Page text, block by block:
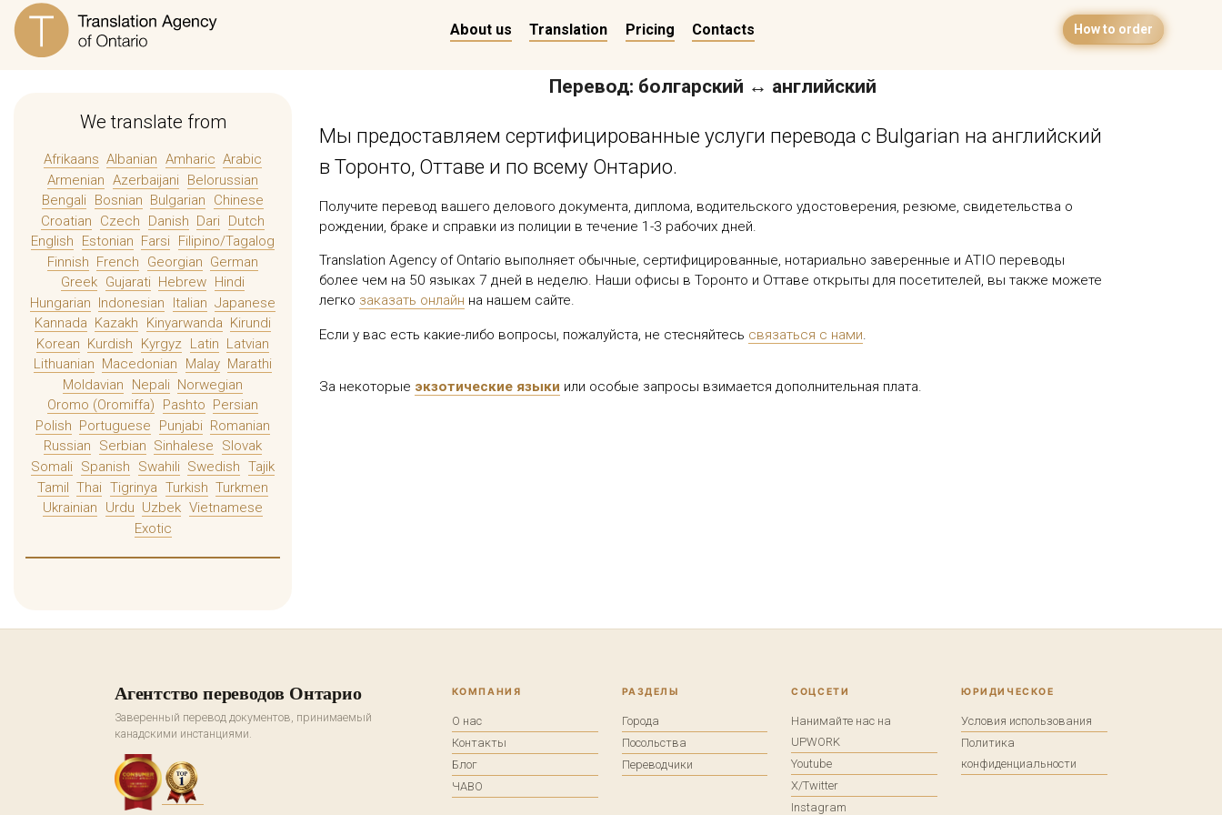
How to order
About us Translation Pricing Contacts
We translate from
Afrikaans Albanian Amharic Arabic
Armenian Azerbaijani
Belorussian
Bengali
Bosnian Bulgarian
Chinese
Croatian
Czech Danish Dari
Dutch
English
Estonian Farsi
Filipino/Tagalog
Finnish French Georgian German
Greek Gujarati Hebrew Hindi
Hungarian Indonesian Italian Japanese
Kannada Kazakh Kinyarwanda Kirundi
Korean Kurdish Kyrgyz Latin Latvian
Lithuanian
Macedonian Malay Marathi
Moldavian
Nepali Norwegian
Oromo (Oromiffa)
Pashto
Persian
Polish Portuguese Punjabi Romanian
Russian
Serbian Sinhalese
Slovak
Somali
Spanish Swahili Swedish Tajik
Tamil Thai Tigrinya Turkish Turkmen
Ukrainian
Urdu Uzbek Vietnamese
Exotic
Перевод: болгарский ↔ английский
Мы предоставляем сертифицированные услуги перевода с Bulgarian на английский
в Торонто, Оттаве и по всему Онтарио.
Получите перевод вашего делового документа, диплома, водительского удостоверения, резюме, свидетельства о
рождении, браке и справки из полиции в течение 1-3 рабочих дней.
Translation Agency of Ontario выполняет обычные, сертифицированные, нотариально заверенные и ATIO переводы
более чем на 50 языках 7 дней в неделю. Наши офисы в Торонто и Оттаве открыты для посетителей, вы также можете
легко заказать онлайн на нашем сайте.
Если у вас есть какие-либо вопросы, пожалуйста, не стесняйтесь связаться с нами.
За некоторые экзотические языки или особые запросы взимается дополнительная плата.
Агентство переводов Онтарио
Заверенный перевод документов, принимаемый
канадскими инстанциями.
КОМПАНИЯ
О нас
Контакты
Блог
ЧАВО
РАЗДЕЛЫ
Города
Посольства
Переводчики
СОЦСЕТИ
Нанимайте нас на
UPWORK
Youtube
X/Twitter
Instagram
ЮРИДИЧЕСКОЕ
Условия использования
Политика
конфиденциальности